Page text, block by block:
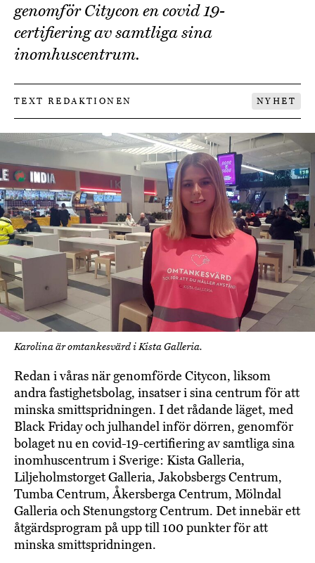
genomför Citycon en covid 19-
certifiering av samtliga sina
inomhuscentrum.
TEXT REDAKTIONEN NYHET
Karolina är omtankesvärd i Kista Galleria.
Redan i våras när genomförde Citycon, liksom
andra fastighetsbolag, insatser i sina centrum för att
minska smittspridningen. I det rådande läget, med
Black Friday och julhandel inför dörren, genomför
bolaget nu en covid-19-certifiering av samtliga sina
inomhuscentrum i Sverige: Kista Galleria,
Liljeholmstorget Galleria, Jakobsbergs Centrum,
Tumba Centrum, Åkersberga Centrum, Mölndal
Galleria och Stenungstorg Centrum. Det innebär ett
åtgärdsprogram på upp till 100 punkter för att
minska smittspridningen.